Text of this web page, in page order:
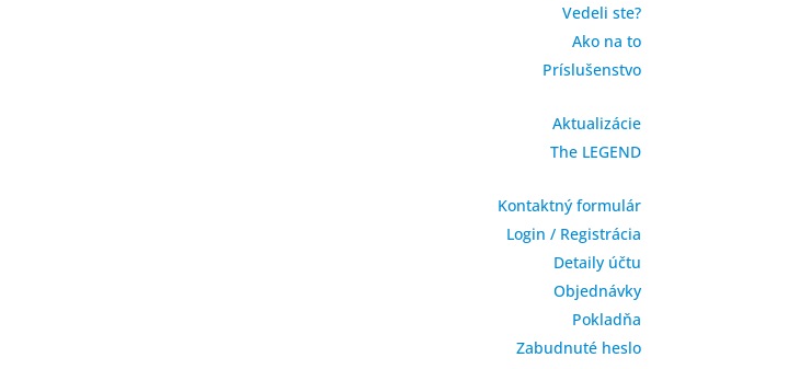
Vedeli ste?
Ako na to
Príslušenstvo
Aktualizácie
The LEGEND
Kontaktný formulár
Login / Registrácia
Detaily účtu
Objednávky
Pokladňa
Zabudnuté heslo